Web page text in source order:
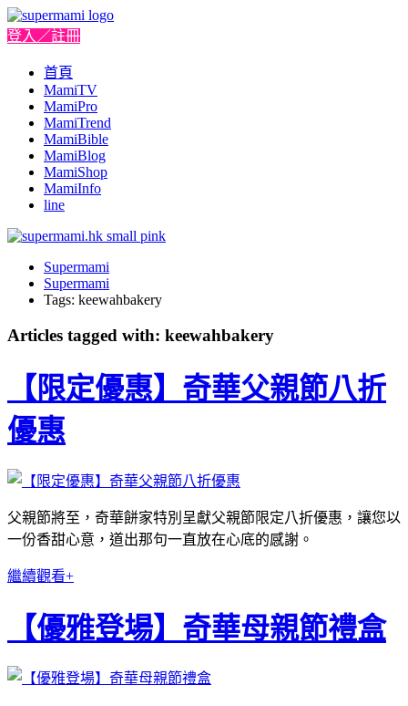
登入／註冊
首頁
MamiTV
MamiPro
MamiTrend
MamiBible
MamiBlog
MamiShop
MamiInfo
line
Supermami
Supermami
Tags: keewahbakery
Articles tagged with: keewahbakery
【限定優惠】奇華父親節八折
優惠
父親節將至，奇華餅家特別呈獻父親節限定八折優惠，讓您以
一份香甜心意，道出那句一直放在心底的感謝。
繼續觀看+
【優雅登場】奇華母親節禮盒